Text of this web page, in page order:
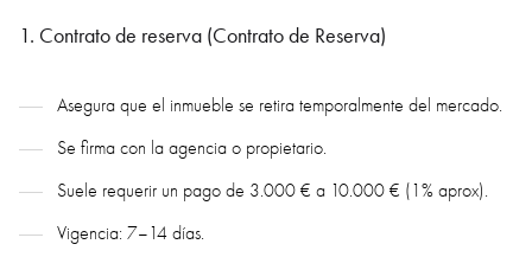
1. Contrato de reserva (Contrato de Reserva)
Asegura que el inmueble se retira temporalmente del mercado.
Se firma con la agencia o propietario.
Suele requerir un pago de 3.000 € a 10.000 € (1% aprox).
Vigencia: 7–14 días.